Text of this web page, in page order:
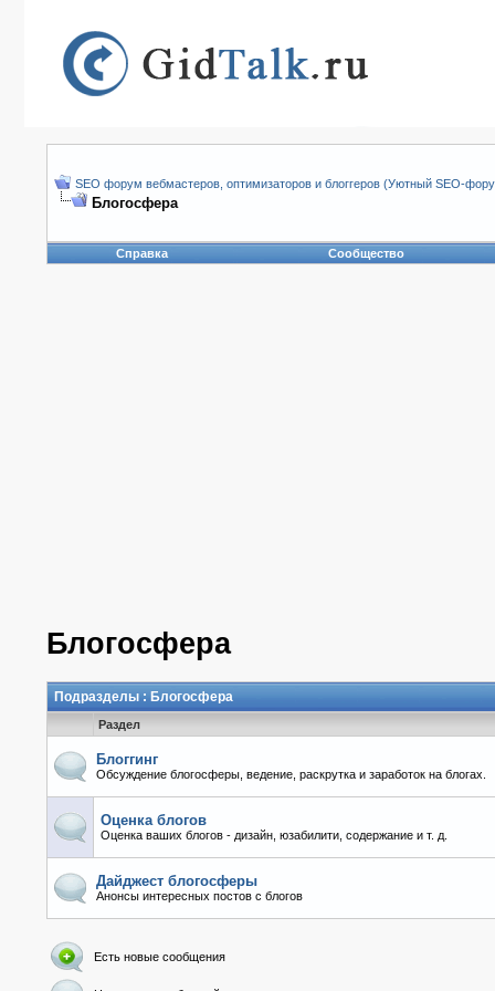
SEO форум вебмастеров, оптимизаторов и блоггеров (Уютный SEO-
Блогосфера
Справка
Сообщество
Блогосфера
Подразделы : Блогосфера
Раздел
Блоггинг
Обсуждение блогосферы, ведение, раскрутка и заработок на блогах.
Оценка блогов
Оценка ваших блогов - дизайн, юзабилити, содержание и т. д.
Дайджест блогосферы
Анонсы интересных постов с блогов
Есть новые сообщения